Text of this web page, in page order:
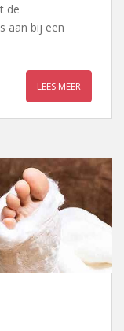
de
aan bij een
LEES MEER